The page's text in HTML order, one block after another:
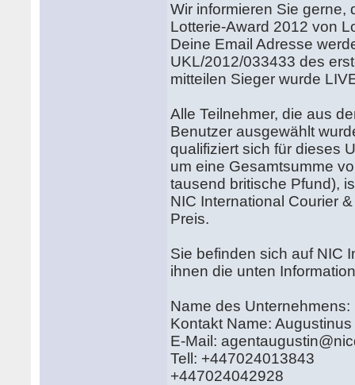
Wir informieren Sie gerne,
Lotterie-Award 2012 von
Deine Email Adresse
UKL/2012/033433 des
mitteilen Sieger wurde
Alle Teilnehmer, die aus
Benutzer ausgewählt
qualifiziert sich für dieses
um eine Gesamtsumme
tausend britische Pfund),
NIC International Courier
Preis.
Sie befinden sich auf NIC
ihnen die unten
Name des
Kontakt Name:
E-Mail:
Tell: +447024013843
+447024042928